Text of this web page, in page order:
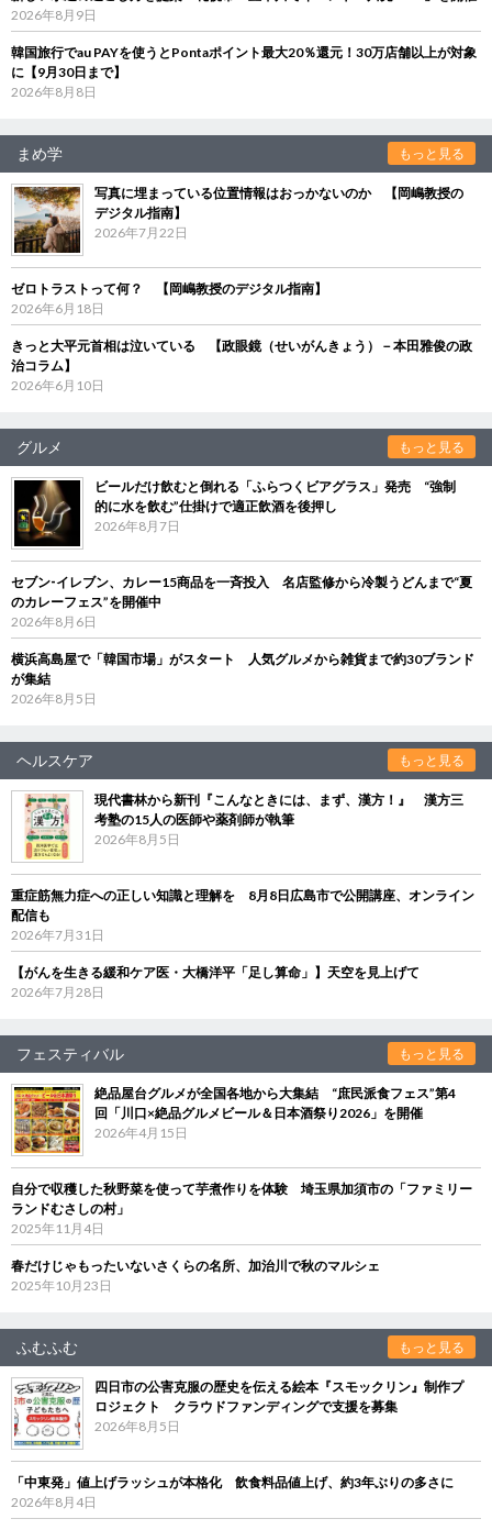
2026年8月9日
韓国旅行でau PAYを使うとPontaポイント最大20％還元！30万店舗以上が対象
に【9月30日まで】
2026年8月8日
まめ学 もっと見る
写真に埋まっている位置情報はおっかないのか 【岡嶋教授の
デジタル指南】
2026年7月22日
ゼロトラストって何？ 【岡嶋教授のデジタル指南】
2026年6月18日
きっと大平元首相は泣いている 【政眼鏡（せいがんきょう）－本田雅俊の政
治コラム】
2026年6月10日
グルメ もっと見る
ビールだけ飲むと倒れる「ふらつくビアグラス」発売 “強制
的に水を飲む”仕掛けで適正飲酒を後押し
2026年8月7日
セブン‐イレブン、カレー15商品を一斉投入 名店監修から冷製うどんまで“夏
のカレーフェス”を開催中
2026年8月6日
横浜高島屋で「韓国市場」がスタート 人気グルメから雑貨まで約30ブランド
が集結
2026年8月5日
ヘルスケア もっと見る
現代書林から新刊『こんなときには、まず、漢方！』 漢方三
考塾の15人の医師や薬剤師が執筆
2026年8月5日
重症筋無力症への正しい知識と理解を 8月8日広島市で公開講座、オンライン
配信も
2026年7月31日
【がんを生きる緩和ケア医・大橋洋平「足し算命」】天空を見上げて
2026年7月28日
フェスティバル もっと見る
絶品屋台グルメが全国各地から大集結 “庶民派食フェス”第4
回「川口×絶品グルメビール＆日本酒祭り2026」を開催
2026年4月15日
自分で収穫した秋野菜を使って芋煮作りを体験 埼玉県加須市の「ファミリー
ランドむさしの村」
2025年11月4日
春だけじゃもったいないさくらの名所、加治川で秋のマルシェ
2025年10月23日
ふむふむ もっと見る
四日市の公害克服の歴史を伝える絵本『スモックリン』制作プ
ロジェクト クラウドファンディングで支援を募集
2026年8月5日
「中東発」値上げラッシュが本格化 飲食料品値上げ、約3年ぶりの多さに
2026年8月4日